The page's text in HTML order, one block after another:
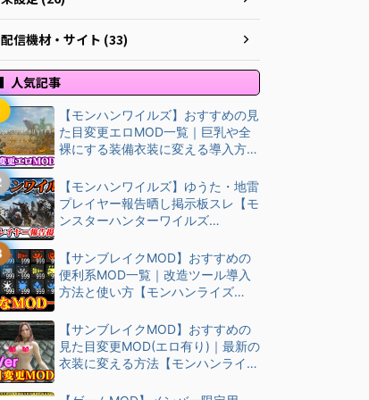
配信機材・サイト (33)
人気記事
【モンハンワイルズ】おすすめの見
た目変更エロMOD一覧｜巨乳や全
裸にする装備衣装に変える導入方
【モンハンワイルズ】ゆうた・地雷
プレイヤー報告晒し掲示板スレ【モ
ンスターハンターワイルズ
【サンブレイクMOD】おすすめの
便利系MOD一覧｜改造ツール導入
方法と使い方【モンハンライズ
【サンブレイクMOD】おすすめの
見た目変更MOD(エロ有り)｜最新の
衣装に変える方法【モンハンライズ